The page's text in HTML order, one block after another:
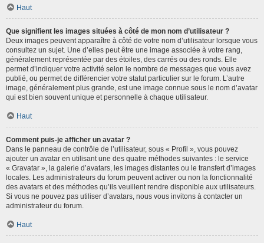
Haut
Que signifient les images situées à côté de mon nom d’utilisateur ?
Deux images peuvent apparaître à côté de votre nom d’utilisateur lorsque vous
consultez un sujet. Une d’elles peut être une image associée à votre rang,
généralement représentée par des étoiles, des carrés ou des ronds. Elle
permet d’indiquer votre activité selon le nombre de messages que vous avez
publié, ou permet de différencier votre statut particulier sur le forum. L’autre
image, généralement plus grande, est une image connue sous le nom d’avatar
qui est bien souvent unique et personnelle à chaque utilisateur.
Haut
Comment puis-je afficher un avatar ?
Dans le panneau de contrôle de l’utilisateur, sous « Profil », vous pouvez
ajouter un avatar en utilisant une des quatre méthodes suivantes : le service
« Gravatar », la galerie d’avatars, les images distantes ou le transfert d’images
locales. Les administrateurs du forum peuvent activer ou non la fonctionnalité
des avatars et des méthodes qu’ils veuillent rendre disponible aux utilisateurs.
Si vous ne pouvez pas utiliser d’avatars, nous vous invitons à contacter un
administrateur du forum.
Haut